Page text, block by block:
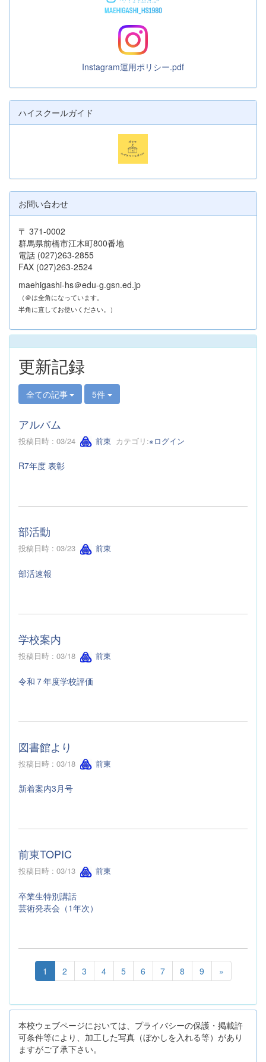
Instagram運用ポリシー.pdf
ハイスクールガイド
お問い合わせ
〒 371-0002
群馬県前橋市江木町800番地
電話 (027)263-2855
FAX (027)263-2524
maehigashi-hs＠edu-g.gsn.ed.jp
（＠は全角になっています。
半角に直してお使いください。）
更新記録
全ての記事 5件
アルバム
投稿日時 : 03/24 前東 カテゴリ:※ログイン
R7年度 表彰
部活動
投稿日時 : 03/23 前東
部活速報
学校案内
投稿日時 : 03/18 前東
令和７年度学校評価
図書館より
投稿日時 : 03/18 前東
新着案内3月号
前東TOPIC
投稿日時 : 03/13 前東
卒業生特別講話
芸術発表会（1年次）
1 2 3 4 5 6 7 8 9 »
本校ウェブページにおいては、プライバシーの保護・掲載許
可条件等により、加工した写真（ぼかしを入れる等）があり
ますがご了承下さい。